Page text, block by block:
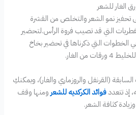
الغار للشعر
تحفيز نمو الشعر والتخلص من القشرة
التي قد تصيب فروة الرأس.لتحضير
الخطوات التي ذكرناها في تحضير بخاخ
من الغار.
(القرنفل والروزماري والغار)، ويمكنكِ
إذ تتعدد فوائد الكركديه للشعر ومنها وقف
كثافة الشعر.